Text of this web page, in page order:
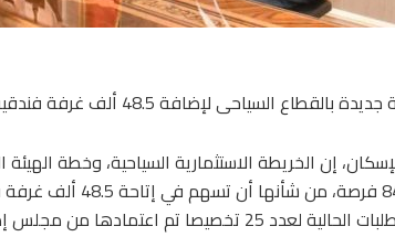
إن الخريطة الاستثمارية السياحية، وخطة الهيئة
لطرح فرص الاستثمار السياحي،